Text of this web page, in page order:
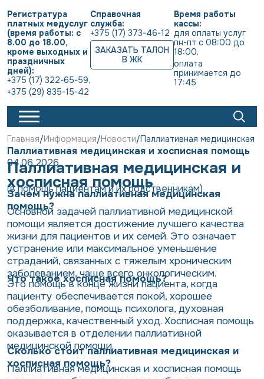
Регистратура
платных медуслуг
(время работы: с
8.00 до 18.00,
кроме выходных и
праздничных
дней):
+375 (17) 322-65-59,
+375 (29) 835-15-42
Справочная
служба:
+375 (17) 373-46-12
ЗАКАЗАТЬ ТАЛОН
В ЖК
Время работы
кассы:
для оплаты услуг
пн-пт с 08:00 до
18:00,
оплата
принимается до
17:45
Главная Информация Новости Паллиативная медицинская
Паллиативная медицинская и хосписная помощь
04.06.2026
Паллиативная медицинская и
хосписная помощь
(в помощь пациентам и их родственникам)
Зачем нужна паллиативная медицинская
помощь?
Основной задачей паллиативной медицинской
помощи является достижение лучшего качества
жизни для пациентов и их семей. Это означает
устранение или максимальное уменьшение
страданий, связанных с тяжелым хроническим
заболеванием, чаще всего онкологическим.
Что такое хосписная помощь?
Это помощь в конце жизни пациента, когда
пациенту обеспечивается покой, хорошее
обезболивание, помощь психолога, духовная
поддержка, качественный уход. Хосписная помощь
оказывается в отделении паллиативной
медицинской помощи.
Сколько стоитпаллиативная медицинская и
хосписная помощь?
Паллиативная медицинская и хосписная помощь